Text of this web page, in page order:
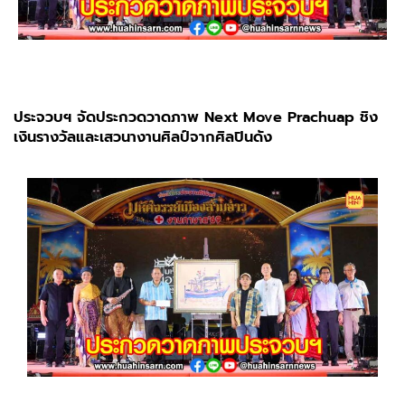
ประจวบฯ จัดประกวดวาดภาพ Next Move Prachuap ชิง
เงินรางวัลและเสวนางานศิลป์จากศิลปินดัง